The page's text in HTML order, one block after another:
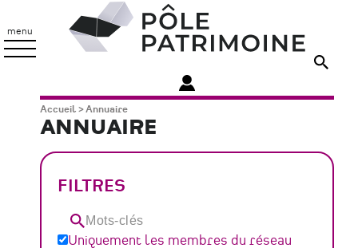
contenu
principal
menu
Patrimoine
Fil
d'Ariane
Accueil Annuaire
ANNUAIRE
FILTRES
Mots-
clésUniquement les membres du réseau